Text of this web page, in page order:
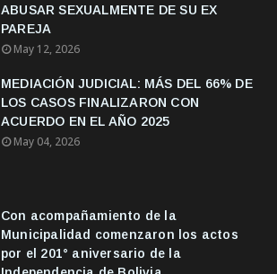
ABUSAR SEXUALMENTE DE SU EX
PAREJA
May 12, 2026
MEDIACIÓN JUDICIAL: MÁS DEL 66% DE
LOS CASOS FINALIZARON CON
ACUERDO EN EL AÑO 2025
May 04, 2026
Con acompañamiento de la
Municipalidad comenzaron los actos
por el 201° aniversario de la